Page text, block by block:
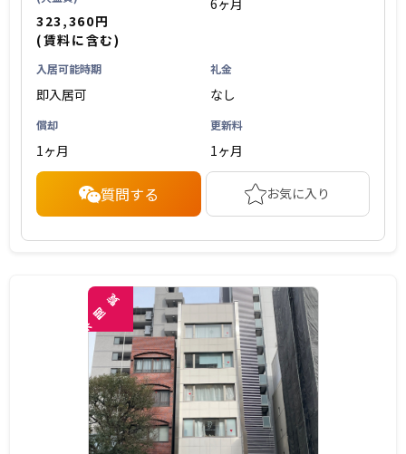
323,360円
(賃料に含む)
入居可能時期
即入居可
礼金
なし
償却
1ヶ月
更新料
1ヶ月
質問する お気に入り
未
閲
覧